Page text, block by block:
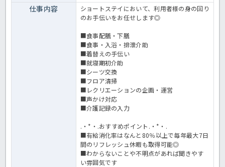
仕事内容
ショートステイにおいて、利用者様の身の回り
のお手伝いをお任せします◎
■食事配膳・下膳
■食事・入浴・排泄介助
■着替えの手伝い
■就寝期初介助
■シーツ交換
■フロア清掃
■レクリエーションの企画・運営
■声かけ対応
■介護記録の入力
.・*・.おすすめポイント.・*・.
■有給消化率はなんと80％以上で毎年最大7日
間のリフレッシュ休暇も取得可能◎
■わからないことや不明点があれば聞きやす
い雰囲気です